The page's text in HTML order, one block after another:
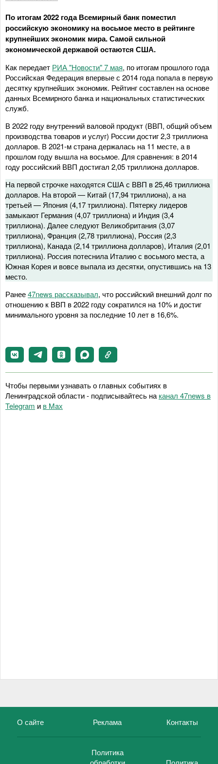
По итогам 2022 года Всемирный банк поместил
российскую экономику на восьмое место в рейтинге
крупнейших экономик мира. Самой сильной
экономической державой остаются США.
Как передает РИА "Новости" 7 мая, по итогам прошлого года
Российская Федерация впервые с 2014 года попала в первую
десятку крупнейших экономик. Рейтинг составлен на основе
данных Всемирного банка и национальных статистических
служб.
В 2022 году внутренний валовой продукт (ВВП, общий объем
производства товаров и услуг) России достиг 2,3 триллиона
долларов. В 2021-м страна держалась на 11 месте, а в
прошлом году вышла на восьмое. Для сравнения: в 2014
году российский ВВП достигал 2,05 триллиона долларов.
На первой строчке находятся США с ВВП в 25,46 триллиона
долларов. На второй — Китай (17,94 триллиона), а на
третьей — Япония (4,17 триллиона). Пятерку лидеров
замыкают Германия (4,07 триллиона) и Индия (3,4
триллиона). Далее следуют Великобритания (3,07
триллиона), Франция (2,78 триллиона), Россия (2,3
триллиона), Канада (2,14 триллиона долларов), Италия (2,01
триллиона). Россия потеснила Италию с восьмого места, а
Южная Корея и вовсе выпала из десятки, опустившись на 13
место.
Ранее47news рассказывал, что российский внешний долг по
отношению к ВВП в 2022 году сократился на 10% и достиг
минимального уровня за последние 10 лет в 16,6%.
Чтобы первыми узнавать о главных событиях в
Ленинградской области - подписывайтесь на канал 47news в
Telegram и в Maх
О сайте Реклама Контакты
Политика